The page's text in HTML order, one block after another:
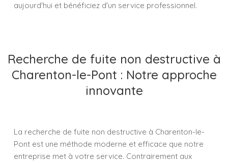
aujourd'hui et bénéficiez d'un service professionnel.
Recherche de fuite non destructive à
Charenton-le-Pont : Notre approche
innovante
La recherche de fuite non destructive à Charenton-le-
Pont est une méthode moderne et efficace que notre
entreprise met à votre service. Contrairement aux